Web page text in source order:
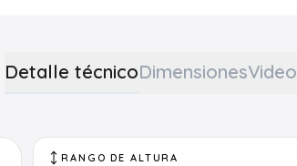
Detalle técnicoDimensionesVideo
RANGO DE ALTURA